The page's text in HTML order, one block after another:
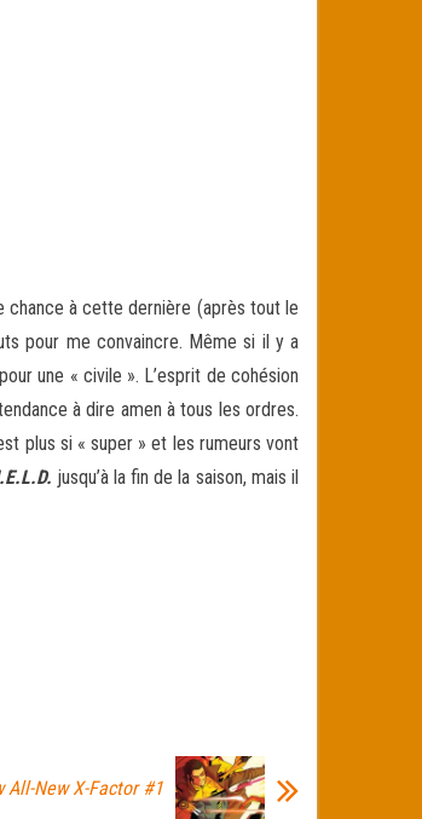
chance à cette dernière (après tout le
pour me convaincre. Même si il y a
une « civile ». L’esprit de cohésion
à dire amen à tous les ordres.
plus si « super » et les rumeurs vont
jusqu’à la fin de la saison, mais il
All-New X-Factor #1